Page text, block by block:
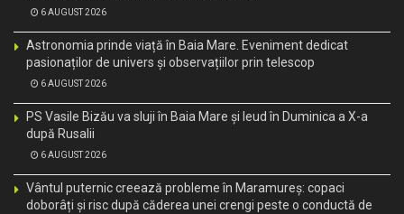
6 AUGUST 2026
Astronomia prinde viață în Baia Mare. Eveniment dedicat
pasionaților de univers și observațiilor prin telescop
6 AUGUST 2026
PS Vasile Bizău va sluji în Baia Mare și Ieud în Duminica a X-a
după Rusalii
6 AUGUST 2026
Vântul puternic creează probleme în Maramureș: copaci
doborâți și risc după căderea unei crengi peste o conductă de